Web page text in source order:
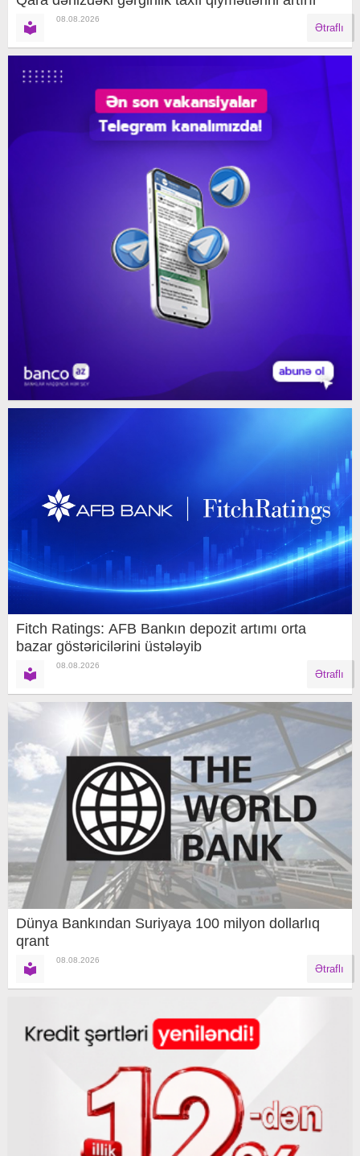
08.08.2026
Ətraflı
Fitch Ratings: AFB Bankın depozit artımı orta
bazar göstəricilərini üstələyib
08.08.2026
Ətraflı
Dünya Bankından Suriyaya 100 milyon dollarlıq
qrant
08.08.2026
Ətraflı